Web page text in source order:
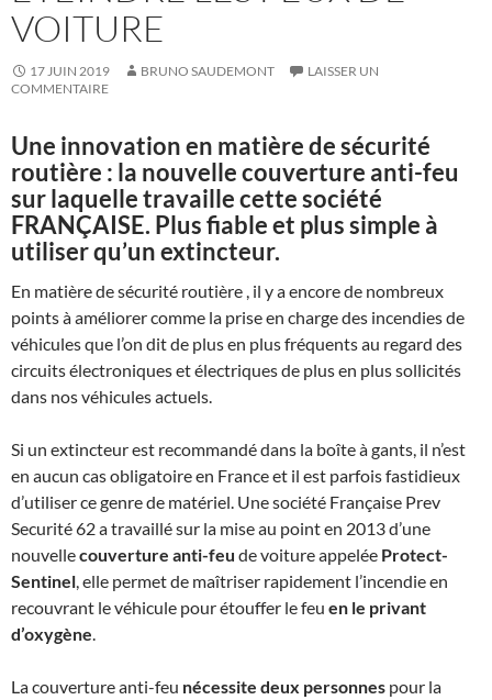
VOITURE
17 JUIN 2019 BRUNO SAUDEMONT
LAISSER UN
COMMENTAIRE
Une innovation en matière de sécurité
routière : la nouvelle couverture anti-feu
sur laquelle travaille cette société
FRANÇAISE. Plus fiable et plus simple à
utiliser qu’un extincteur.
En matière de sécurité routière , il y a encore de nombreux
points à améliorer comme la prise en charge des incendies de
véhicules que l’on dit de plus en plus fréquents au regard des
circuits électroniques et électriques de plus en plus sollicités
dans nos véhicules actuels.
Si un extincteur est recommandé dans la boîte à gants, il n’est
en aucun cas obligatoire en France et il est parfois fastidieux
d’utiliser ce genre de matériel. Une société Française Prev
Securité 62 a travaillé sur la mise au point en 2013 d’une
nouvellecouverture anti-feu de voiture appelée Protect-
Sentinel , elle permet de maîtriser rapidement l’incendie en
recouvrant le véhicule pour étouffer le feu en le privant
d’oxygène
La couverture anti-feu nécessite deux personnes pour la